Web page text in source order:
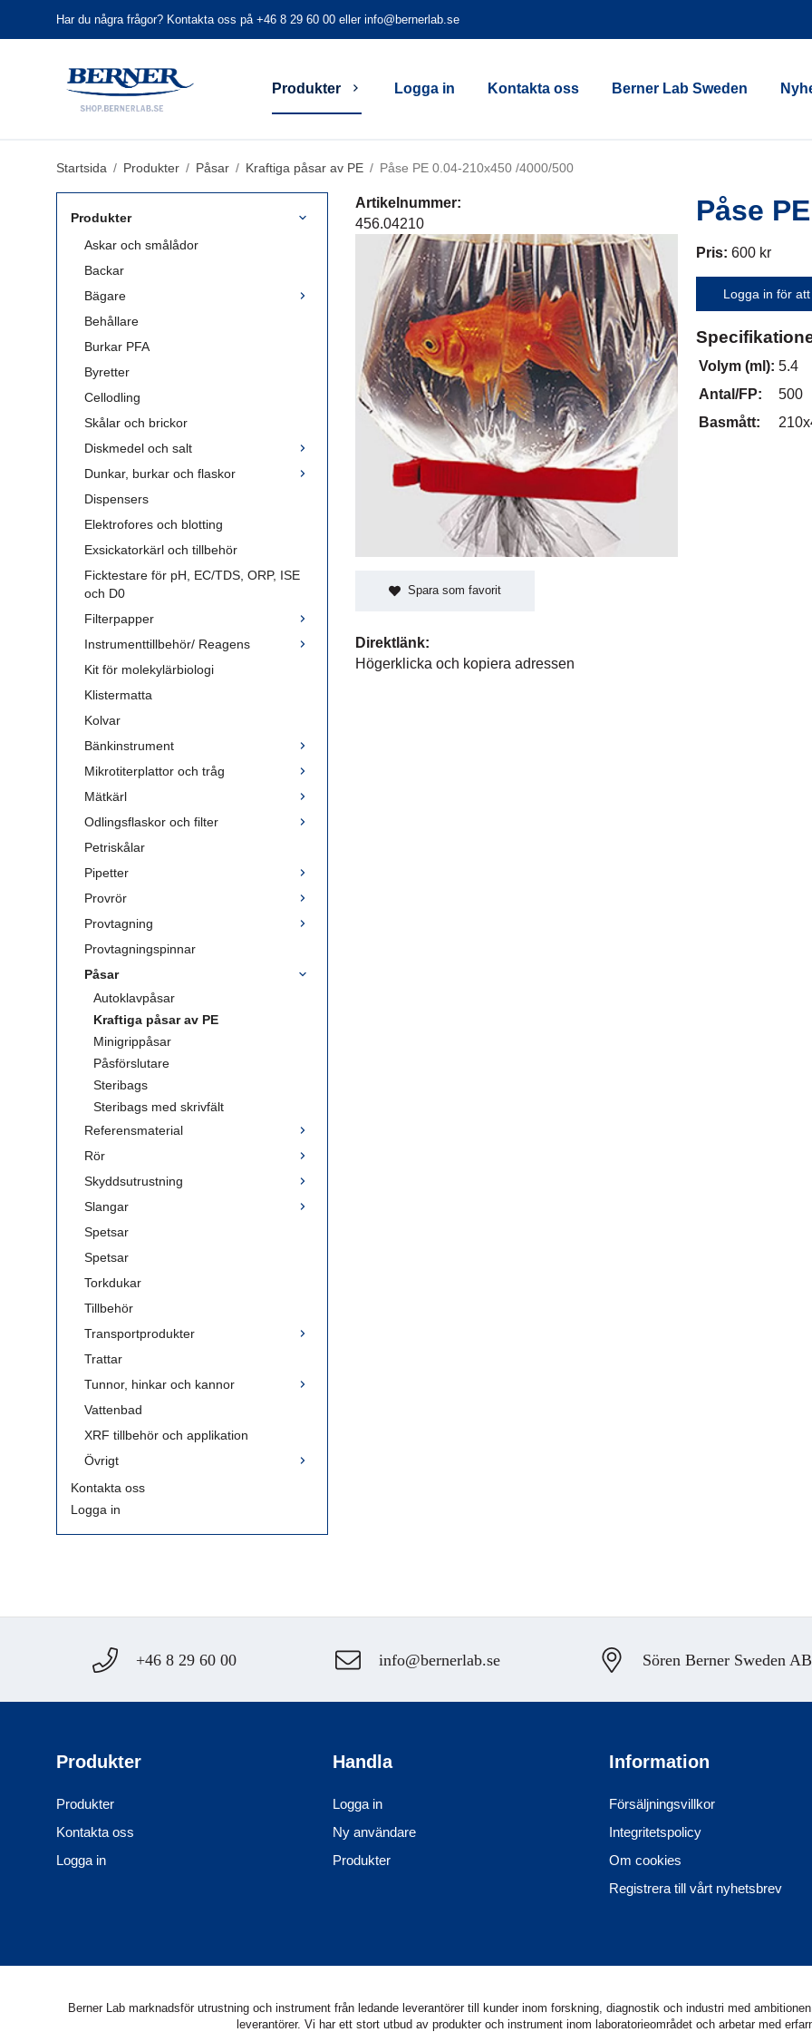
Har du några frågor? Kontakta oss på +46 8 29 60 00 eller info@bernerlab.se
Produkter Logga in Kontakta oss Berner Lab Sweden
Startsida / Produkter / Påsar / Kraftiga påsar av PE / Påse PE 0.04-210x450 /4000/500
Produkter
Askar och smålådor
Backar
Bägare
Behållare
Burkar PFA
Byretter
Cellodling
Skålar och brickor
Diskmedel och salt
Dunkar, burkar och flaskor
Dispensers
Elektrofores och blotting
Exsickatorkärl och tillbehör
Ficktestare för pH, EC/TDS, ORP, ISE
och D0
Filterpapper
Instrumenttillbehör/ Reagens
Kit för molekylärbiologi
Klistermatta
Kolvar
Bänkinstrument
Mikrotiterplattor och tråg
Mätkärl
Odlingsflaskor och filter
Petriskålar
Pipetter
Provrör
Provtagning
Provtagningspinnar
Påsar
Autoklavpåsar
Kraftiga påsar av PE
Minigrippåsar
Påsförslutare
Steribags
Steribags med skrivfält
Referensmaterial
Rör
Skyddsutrustning
Slangar
Spetsar
Spetsar
Torkdukar
Tillbehör
Transportprodukter
Trattar
Tunnor, hinkar och kannor
Vattenbad
XRF tillbehör och applikation
Övrigt
Kontakta oss
Logga in
Artikelnummer:
456.04210
Påse
Pris: 600 kr
Logga in för
Volym (ml): 5.4
Antal/FP:
500
Basmått:
Spara som favorit
Direktlänk:
Högerklicka och kopiera adressen
+46 8 29 60 00 info@bernerlab.se Sören Berner Sweden
Produkter
Produkter
Kontakta oss
Logga in
Handla
Logga in
Ny användare
Produkter
Information
Försäljningsvillkor
Integritetspolicy
Om cookies
Registrera till vårt nyhetsbrev
Berner Lab marknadsför utrustning och instrument från ledande leverantörer till kunder inom forskning, diagnostik och industri med
leverantörer. Vi har ett stort utbud av produkter och instrument inom laboratorieområdet och arbetar med